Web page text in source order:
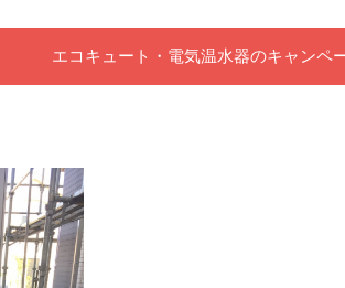
エコキュート・電気温水器のキャンペ